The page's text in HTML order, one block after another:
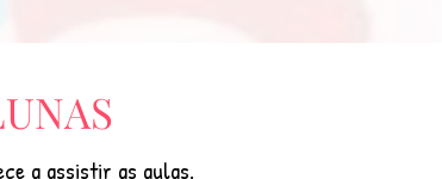
a assistir as aulas.